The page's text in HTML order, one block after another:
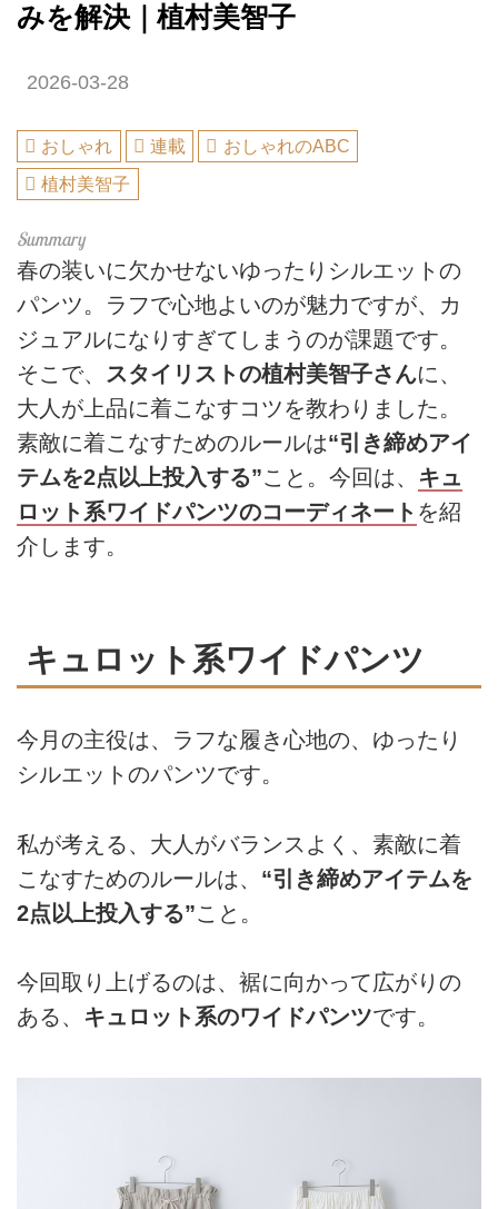
みを解決｜植村美智子
2026-03-28
おしゃれ 連載
おしゃれのABC
植村美智子
春の装いに欠かせないゆったりシルエットの
パンツ。ラフで心地よいのが魅力ですが、カ
ジュアルになりすぎてしまうのが課題です。
そこで、 スタイリストの植村美智子さんに、
大人が上品に着こなすコツを教わりました。
素敵に着こなすためのルールは“引き締めアイ
テムを2点以上投入する”こと。今回は、 キュ
ロット系ワイドパンツのコーディネート を紹
介します。
キュロット系ワイドパンツ
今月の主役は、ラフな履き心地の、ゆったり
シルエットのパンツです。
私が考える、大人がバランスよく、素敵に着
こなすためのルールは、 “引き締めアイテムを
2点以上投入する”こと。
今回取り上げるのは、裾に向かって広がりの
ある、 キュロット系のワイドパンツです。